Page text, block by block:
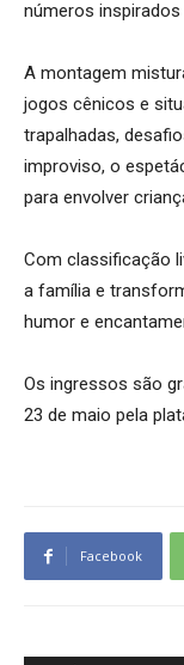
números
A montagem
jogos cênicos e
trapalhadas,
improviso, o
para envolver
Com classificação
a família e
humor e
Os ingressos são
23 de maio pela
Facebook